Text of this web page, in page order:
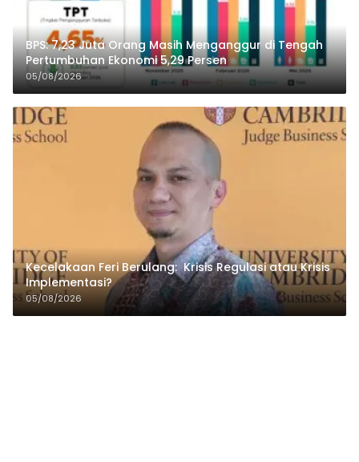
BPS: 7,23 Juta Orang Masih Menganggur di Tengah
Pertumbuhan Ekonomi 5,29 Persen
05/08/2026
Kecelakaan Feri Berulang: Krisis Regulasi atau Krisis
Implementasi?
05/08/2026